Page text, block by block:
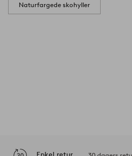
Naturfargede skohyller